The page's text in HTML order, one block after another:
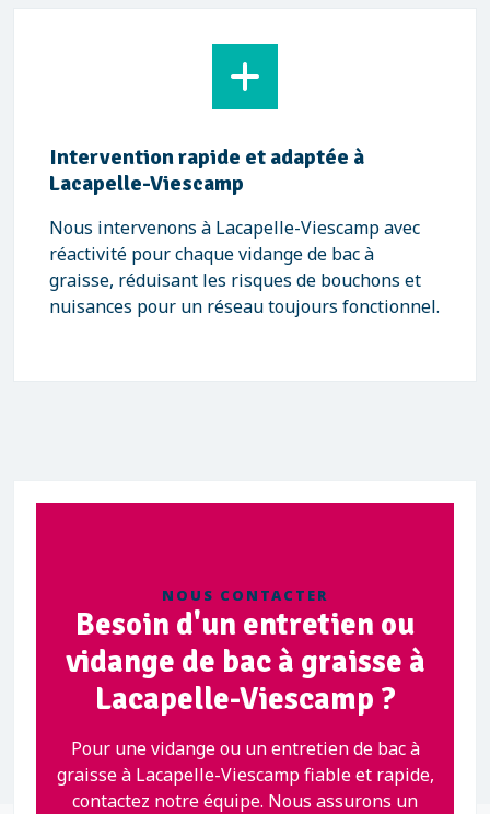
Intervention rapide et adaptée à
Lacapelle-Viescamp
Nous intervenons à Lacapelle-Viescamp avec
réactivité pour chaque vidange de bac à
graisse, réduisant les risques de bouchons et
nuisances pour un réseau toujours fonctionnel.
NOUS CONTACTER
Besoin d'un entretien ou
vidange de bac à graisse à
Lacapelle-Viescamp ?
Pour une vidange ou un entretien de bac à
graisse à Lacapelle-Viescamp fiable et rapide,
contactez notre équipe. Nous assurons un